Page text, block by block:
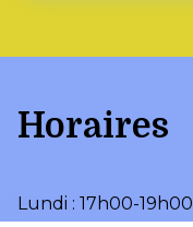
Horaires
Lundi : 17h00-19h00